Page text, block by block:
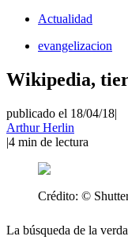
Actualidad
evangelizacion
Wikipedia,
publicado el 18/04/18|
Arthur Herlin
|4 min de lectura
Crédito: ©
La búsqueda de la